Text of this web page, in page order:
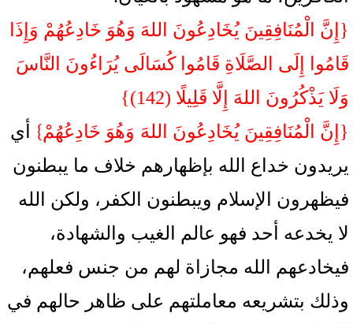
{إِنَّ الْمُنَافِقِينَ يُخَادِعُونَ اللهَ وَهُوَ خَادِعُهُمْ وَإِذَا
قَامُوا إِلَى الصَّلَاةِ قَامُوا كُسَالَى يُرَاءُونَ النَّاسَ
وَلَا يَذْكُرُونَ اللهَ إِلَّا قَلِيلًا (142)}
{إِنَّ الْمُنَافِقِينَ يُخَادِعُونَ اللهَ وَهُوَ خَادِعُهُمْ}
أي
يريدون خداع الله بإظهارهم خلاف ما يبطنون
فيظهرون الإسلام ويبطنون الكفر، ولكن الله
لا يخدعه أحد فهو عالم الغيب والشهادة،
فيخادعهم الله مجازاة لهم من جنس فعلهم،
وذلك بتشريعه معاملتهم على ظاهر حالهم في